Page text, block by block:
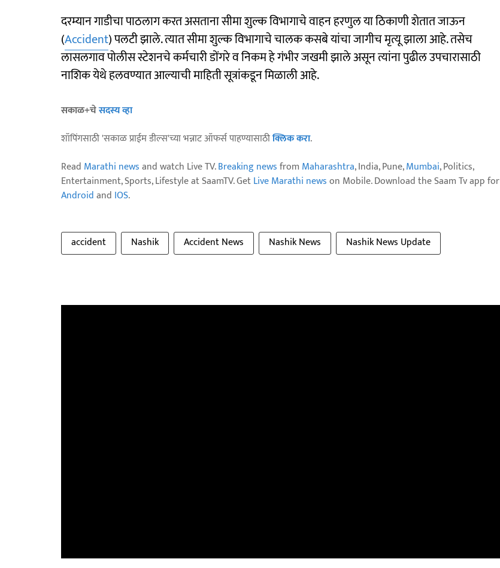
दरम्यान गाडीचा पाठलाग करत असताना सीमा शुल्क विभागाचे वाहन हरणुल या ठिकाणी शेतात जाऊन
(Accident) पलटी झाले. त्यात सीमा शुल्क विभागाचे चालक कसबे यांचा जागीच मृत्यू झाला आहे. तसेच
लासलगाव पोलीस स्टेशनचे कर्मचारी डोंगरे व निकम हे गंभीर जखमी झाले असून त्यांना पुढील उपचारासाठी
नाशिक येथे हलवण्यात आल्याची माहिती सूत्रांकडून मिळाली आहे.
सकाळ+चेसदस्य व्हा
शॉपिंगसाठी 'सकाळ प्राईम डील्स'च्या भन्नाट ऑफर्स पाहण्यासाठीक्लिक करा.
Read Marathi newsand watch Live TV.Breaking newsfrom Maharashtra, India, Pune,Mumbai, Politics,
Entertainment, Sports, Lifestyle at SaamTV. GetLive Marathi newson Mobile. Download the Saam Tv app for
Androidand IOS.
accident Nashik Accident News Nashik News Nashik News Update